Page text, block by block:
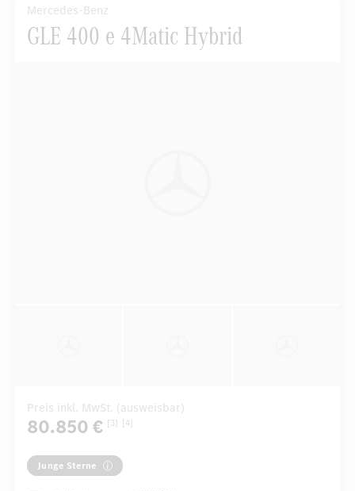
Mercedes-Benz
GLE 400 e 4Matic Hybrid
Preis inkl. MwSt. (ausweisbar)
80.850 € [3] [4]
Junge Sterne